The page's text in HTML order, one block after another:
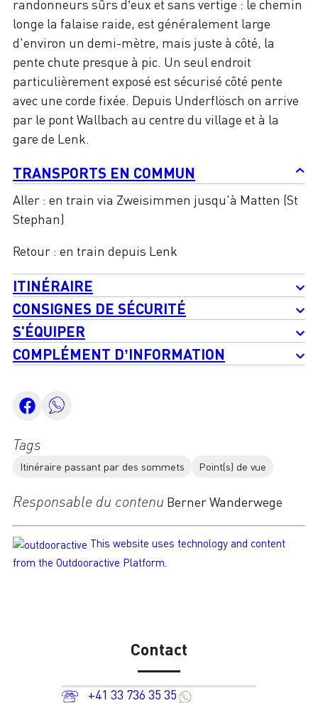
Tags
Itinéraire passant par des sommets Point(s) de vue
Responsable du contenu Berner Wanderwege
This website uses technology and content
from the Outdooractive Platform.
randonneurs sûrs d’eux et sans vertige : le chemin
longe la falaise raide, est généralement large
d'environ un demi-mètre, mais juste à côté, la
pente chute presque à pic. Un seul endroit
particulièrement exposé est sécurisé côté pente
avec une corde fixée. Depuis Underflösch on arrive
par le pont Wallbach au centre du village et à la
gare de Lenk.
TRANSPORTS EN COMMUN
Aller : en train via Zweisimmen jusqu'à Matten (St
Stephan)
Retour : en train depuis Lenk
ITINÉRAIRE
CONSIGNES DE SÉCURITÉ
S'ÉQUIPER
COMPLÉMENT D’INFORMATION
Contact
+41 33 736 35 35